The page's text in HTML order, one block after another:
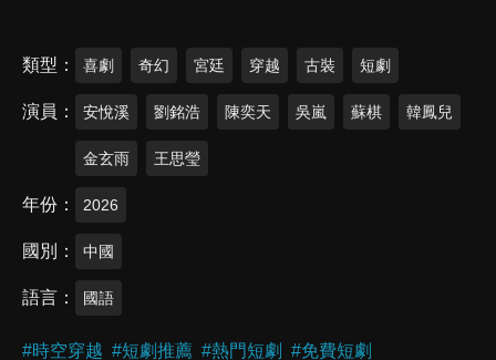
類型 喜劇 奇幻 宮廷 穿越 古裝 短劇
演員 安悅溪 劉銘浩 陳奕天 吳嵐 蘇棋 韓鳳兒
金玄雨 王思瑩
年份 2026
國別 中國
語言 國語
#時空穿越 #短劇推薦 #熱門短劇 #免費短劇